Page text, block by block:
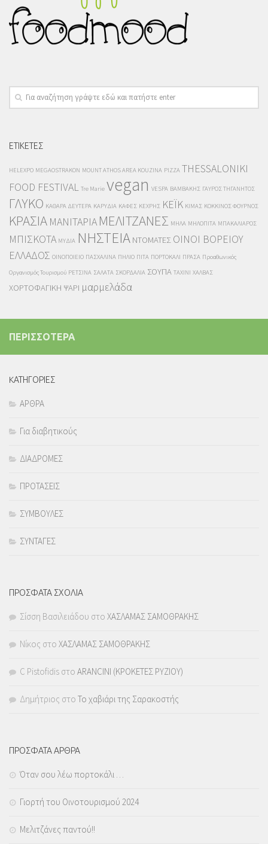
ΕΤΙΚΕΤΕΣ
HELEXPO MEGAOSTRAKON MOUNT ATHOS AREA KOUZINA PIZZA THESSALONIKI
FOOD FESTIVAL Tre Marie vegan VESPA ΒΑΜΒΑΚΗΣ ΓΑΥΡΟΣ ΤΗΓΑΝΗΤΟΣ
ΓΛΥΚΟ ΚΑΘΑΡΑ ΔΕΥΤΕΡΑ ΚΑΡΥΔΙΑ ΚΑΦΕΣ ΚΕΧΡΗΣ ΚΕΪΚ ΚΙΜΑΣ ΚΟΚΚΙΝΟΣ ΦΟΥΡΝΟΣ
ΚΡΑΣΙΑ ΜΑΝΙΤΑΡΙΑ ΜΕΛΙΤΖΑΝΕΣ ΜΗΛΑ ΜΗΛΟΠΙΤΑ ΜΠΑΚΑΛΙΑΡΟΣ
ΜΠΙΣΚΟΤΑ ΜΥΔΙΑ ΝΗΣΤΕΙΑ ΝΤΟΜΑΤΕΣ ΟΙΝΟΙ ΒΟΡΕΙΟΥ
ΕΛΛΑΔΟΣ ΟΙΝΟΠΟΙΕΙΟ ΠΑΣΧΑΛΙΝΑ ΠΗΛΙΟ ΠΙΤΑ ΠΟΡΤΟΚΑΛΙ ΠΡΑΣΑ Προαθωνικός
Οργανισμός Τουρισμού ΡΕΤΣΙΝΑ ΣΑΛΑΤΑ ΣΚΟΡΔΑΛΙΑ ΣΟΥΠΑ ΤΑΧΙΝΙ ΧΑΛΒΑΣ
ΧΟΡΤΟΦΑΓΙΚΗ ΨΑΡΙ μαρμελάδα
ΠΕΡΙΣΣΟΤΕΡΑ
KΑΤΗΓΟΡΙΕΣ
ΑΡΘΡΑ
Για διαβητικούς
ΔΙΑΔΡΟΜΕΣ
ΠΡΟΤΑΣΕΙΣ
ΣΥΜΒΟΥΛΕΣ
ΣΥΝΤΑΓΕΣ
ΠΡΟΣΦΑΤΑ ΣΧΟΛΙΑ
Σίσση Βασιλειάδου στο ΧΑΣΛΑΜΑΣ ΣΑΜΟΘΡΑΚΗΣ
Νίκος στο ΧΑΣΛΑΜΑΣ ΣΑΜΟΘΡΑΚΗΣ
C Pistofidis στο ARANCINI (ΚΡΟΚΕΤΕΣ ΡΥΖΙΟΥ)
Δημήτριος στο Το χαβιάρι της Σαρακοστής
ΠΡΟΣΦΑΤΑ ΑΡΘΡΑ
Όταν σου λέω πορτοκάλι …
Γιορτή του Οινοτουρισμού 2024
Μελιτζάνες παντού!!